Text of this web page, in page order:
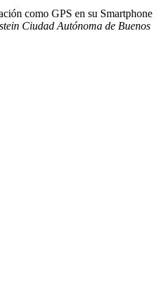
como GPS en su Smartphone
Ciudad Autónoma de Buenos